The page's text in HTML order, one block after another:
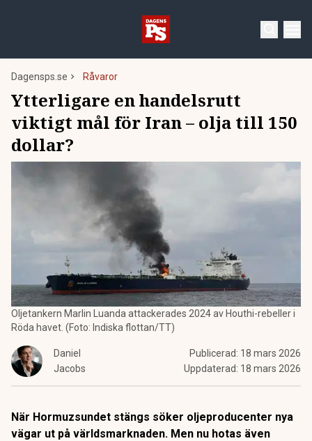
Dagensps.se Råvaror
Ytterligare en handelsrutt
viktigt mål för Iran – olja till 150
dollar?
Oljetankern Marlin Luanda attackerades 2024 av Houthi-rebeller i
Röda havet. (Foto: Indiska flottan/TT)
Daniel
Jacobs
Publicerad: 18 mars 2026
Uppdaterad: 18 mars 2026
När Hormuzsundet stängs söker oljeproducenter nya
vägar ut på världsmarknaden. Men nu hotas även